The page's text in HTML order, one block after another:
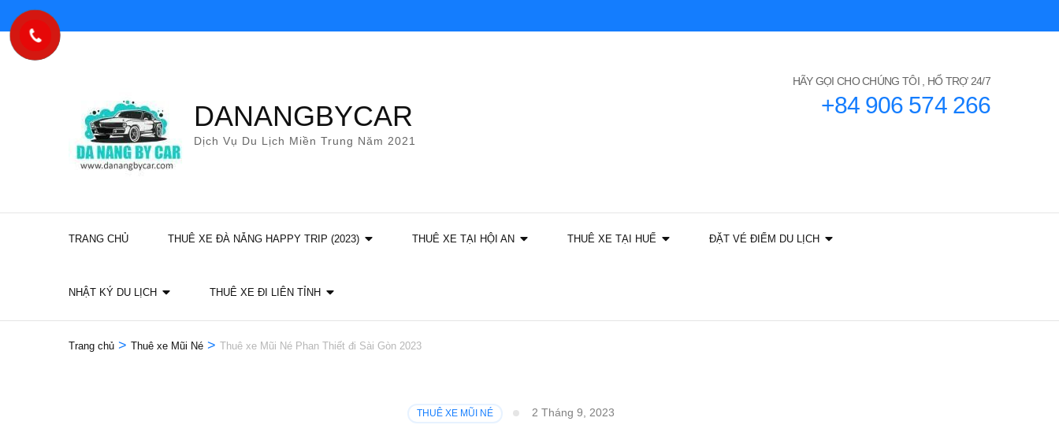
qua
DANANGBYCAR
Dịch Vụ Du Lịch Miền Trung Năm 2021
HÃY GỌI CHO CHÚNG TÔI , HỔ TRỢ 24/7
+84 906 574 266
TRANG CHỦ THUÊ XE ĐÀ NẴNG HAPPY TRIP (2023) THUÊ XE TẠI HỘI AN THUÊ XE TẠI HUẾ ĐẶT VÉ ĐIỂM DU LỊCH
NHẬT KÝ DU LỊCH THUÊ XE ĐI LIÊN TỈNH
Trang chủ > Thuê xe Mũi Né > Thuê xe Mũi Né Phan Thiết đi Sài Gòn 2023
THUÊ XE MŨI NÉ 2 Tháng 9, 2023